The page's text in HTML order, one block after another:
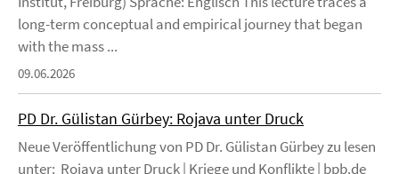
long-term conceptual and empirical journey that began
with the mass ...
09.06.2026
PD Dr. Gülistan Gürbey: Rojava unter Druck
Neue Veröffentlichung von PD Dr. Gülistan Gürbey zu lesen
unter: Rojava unter Druck | Kriege und Konflikte | bpb.de